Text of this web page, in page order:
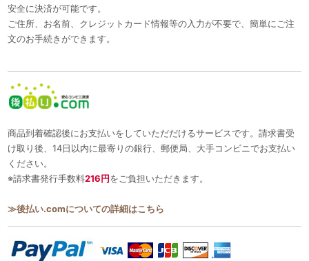
安全に決済が可能です。
ご住所、お名前、クレジットカード情報等の入力が不要で、簡単にご注
文のお手続きができます。
商品到着確認後にお支払いをしていただだけるサービスです。請求書受
け取り後、14日以内に最寄りの銀行、郵便局、大手コンビニでお支払い
ください。
※請求書発行手数料216円をご負担いただきます。
≫後払い.comについての詳細はこちら